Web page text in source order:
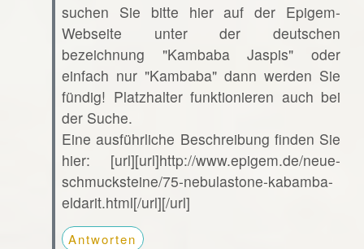
suchen Sie bitte hier auf der Epigem-
Webseite unter der deutschen
bezeichnung "Kambaba Jaspis" oder
einfach nur "Kambaba" dann werden Sie
fündig! Platzhalter funktionieren auch bei
der Suche.
Eine ausführliche Beschreibung finden Sie
hier: [url][url]http://www.epigem.de/neue-
schmucksteine/75-nebulastone-kabamba-
eldarit.html[/url][/url]
Antworten